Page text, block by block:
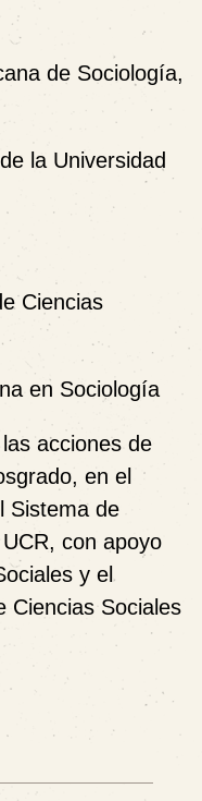
de Sociología,
la Universidad
Ciencias
en Sociología
acciones de
en el
Sistema de
, con apoyo
y el
Ciencias Sociales